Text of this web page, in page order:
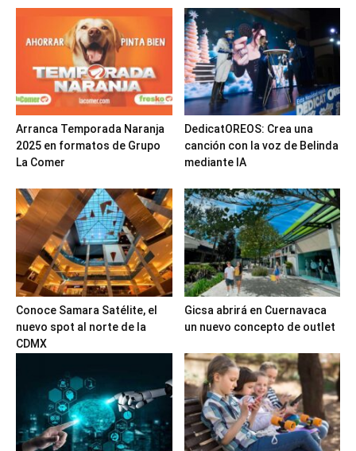
Arranca Temporada Naranja
2025 en formatos de Grupo
La Comer
DedicatOREOS: Crea una
canción con la voz de Belinda
mediante IA
Conoce Samara Satélite, el
nuevo spot al norte de la
CDMX
Gicsa abrirá en Cuernavaca
un nuevo concepto de outlet